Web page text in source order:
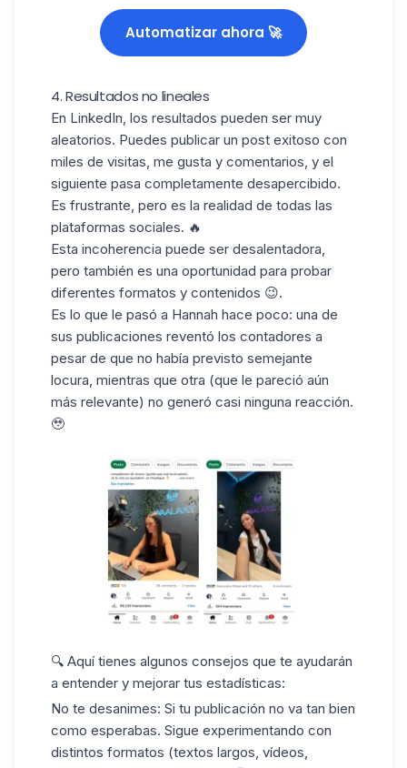
Automatizar ahora 🚀
4. Resultados no lineales
En LinkedIn, los resultados pueden ser muy
aleatorios. Puedes publicar un post exitoso con
miles de visitas, me gusta y comentarios, y el
siguiente pasa completamente desapercibido.
Es frustrante, pero es la realidad de todas las
plataformas sociales. 🔥
Esta incoherencia puede ser desalentadora,
pero también es una oportunidad para probar
diferentes formatos y contenidos 😉.
Es lo que le pasó a Hannah hace poco: una de
sus publicaciones reventó los contadores a
pesar de que no había previsto semejante
locura, mientras que otra (que le pareció aún
más relevante) no generó casi ninguna reacción.
🥹
🔍 Aquí tienes algunos consejos que te ayudarán
a entender y mejorar tus estadísticas:
No te desanimes: Si tu publicación no va tan bien
como esperabas. Sigue experimentando con
distintos formatos (textos largos, vídeos,